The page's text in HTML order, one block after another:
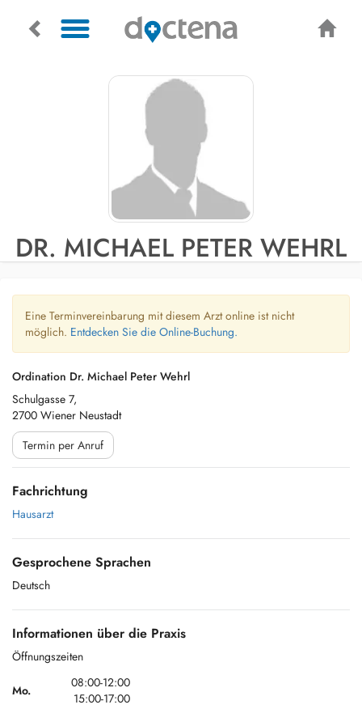
DR. MICHAEL PETER WEHRL
Eine Terminvereinbarung mit diesem Arzt online ist nicht
möglich. Entdecken Sie die Online-Buchung.
Ordination Dr. Michael Peter Wehrl
Schulgasse 7,
2700 Wiener Neustadt
Termin per Anruf
Fachrichtung
Hausarzt
Gesprochene Sprachen
Deutsch
Informationen über die Praxis
Öffnungszeiten
Mo.
08:00-12:00
15:00-17:00